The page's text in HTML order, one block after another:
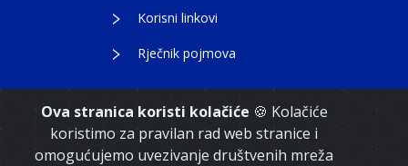
Ova stranica koristi kolačiće 🍪 Kolačiće
koristimo za pravilan rad web stranice i
omogućujemo uvezivanje društvenih mreža
Korisni linkovi
Rječnik pojmova
Copyright 2021. Vlada Federacije Bosne i